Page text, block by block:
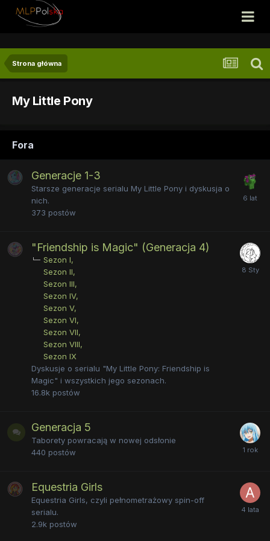
Strona główna
My Little Pony
Fora
Generacje 1-3
Starsze generacje serialu My Little Pony i dyskusja o
nich.
373 postów
"Friendship is Magic" (Generacja 4)
Sezon I
Sezon II
Sezon III
Sezon IV
Sezon V
Sezon VI
Sezon VII
Sezon VIII
Sezon IX
Dyskusje o serialu "My Little Pony: Friendship is
Magic" i wszystkich jego sezonach.
16.8k postów
Generacja 5
Taborety powracają w nowej odsłonie
440 postów
Equestria Girls
Equestria Girls, czyli pełnometrażowy spin-off
serialu.
2.9k postów